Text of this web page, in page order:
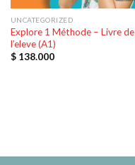
UNCATEGORIZED
Explore 1 Méthode – Livre de
l’eleve (A1)
$138.000